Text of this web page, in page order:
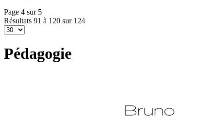
Page 4 sur 5
Résultats 91 à 120 sur 124
Pédagogie